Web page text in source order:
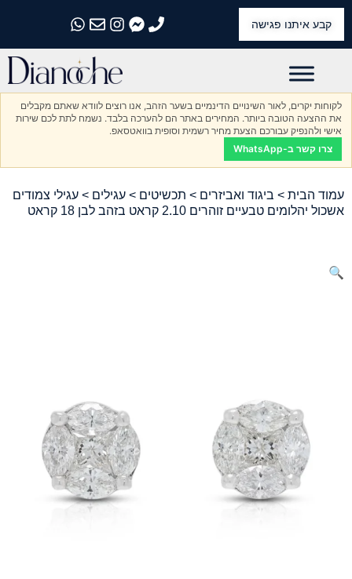
קבע איתנו פגישה
התקשרו אלינו
התקשרו אלינו
התקשרו אלינו
התקשרו אלינו
התקשרו אלינו
לקוחות יקרים, לאור השינויים הדינמיים בשער הזהב, אנו רוצים לוודא שאתם מקבלים
את ההצעה הטובה ביותר. המחירים באתר הם להערכה בלבד. נשמח לתת לכם שירות
אישי ולהנפיק עבורכם הצעת מחיר רשמית וסופית בוואטסאפ.
צרו קשר ב-WhatsApp
עמוד הבית > ביגוד ואביזרים > תכשיטים > עגילים > עגילי צמודים
אשכול יהלומים טבעיים זוהרים 2.10 קראט בזהב לבן 18 קראט
🔍